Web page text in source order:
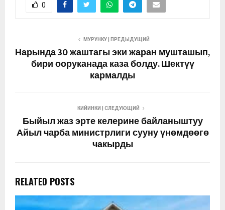
0
МУРУНКУ | ПРЕДЫДУЩИЙ
Нарында 30 жаштагы эки жаран мушташып,
бири ооруканада каза болду. Шектүү
кармалды
КИЙИНКИ | СЛЕДУЮЩИЙ
Быйыл жаз эрте келерине байланыштуу
Айыл чарба министрлиги сууну үнөмдөөгө
чакырды
RELATED POSTS